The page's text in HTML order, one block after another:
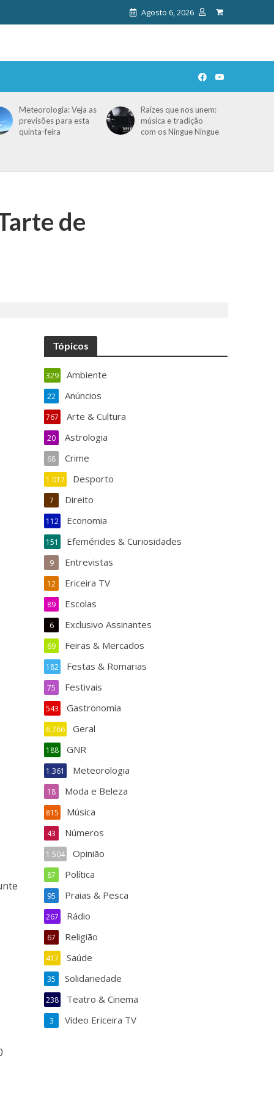
Agosto 6, 2026
Meteorologia: Veja as
previsões para esta
quinta-feira
Raízes que nos unem:
música e tradição
com os Ningue Ningue
de
Tópicos
Ambiente
329
Anúncios
22
Arte & Cultura
767
Astrologia
20
Crime
68
Desporto
1.017
Direito
7
Economia
112
Efemérides & Curiosidades
151
Entrevistas
9
Ericeira TV
12
Escolas
89
Exclusivo Assinantes
6
Feiras & Mercados
69
Festas & Romarias
182
Festivais
75
Gastronomia
543
Geral
6.766
GNR
188
Meteorologia
1.361
Moda e Beleza
18
Música
815
Números
43
Opinião
1.504
Política
87
Praias & Pesca
95
Rádio
267
Religião
67
Saúde
417
Solidariedade
35
Teatro & Cinema
238
Vídeo Ericeira TV
3